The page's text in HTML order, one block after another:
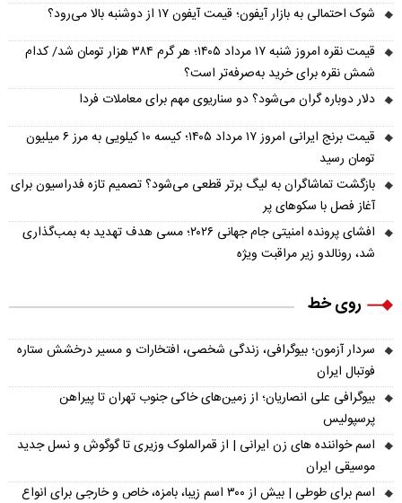
شوک احتمالی به بازار آیفون؛ قیمت آیفون ۱۷ از دوشنبه بالا می‌رود؟
قیمت نقره امروز شنبه ۱۷ مرداد ۱۴۰۵؛ هر گرم ۳۸۴ هزار تومان شد/ کدام
شمش نقره برای خرید به‌صرفه‌تر است؟
دلار دوباره گران می‌شود؟ دو سناریوی مهم برای معاملات فردا
قیمت برنج ایرانی امروز ۱۷ مرداد ۱۴۰۵؛ کیسه ۱۰ کیلویی به مرز ۶ میلیون
تومان رسید
بازگشت تماشاگران به لیگ برتر قطعی می‌شود؟ تصمیم تازه فدراسیون برای
آغاز فصل با سکوهای پر
افشای پرونده امنیتی جام جهانی ۲۰۲۶؛ مسی هدف تهدید به بمب‌گذاری
شد، رونالدو زیر مراقبت ویژه
روی خط
سردار آزمون؛ بیوگرافی، زندگی شخصی، افتخارات و مسیر درخشش ستاره
فوتبال ایران
بیوگرافی علی انصاریان؛ از زمین‌های خاکی جنوب تهران تا پیراهن
پرسپولیس
اسم خواننده های زن ایرانی | از قمرالملوک وزیری تا گوگوش و نسل جدید
موسیقی ایران
اسم برای طوطی | بیش از ۳۰۰ اسم زیبا، بامزه، خاص و خارجی برای انواع